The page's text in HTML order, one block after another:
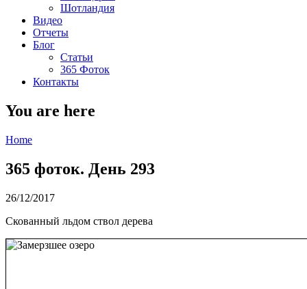
Шотландия
Видео
Отчеты
Блог
Статьи
365 Фоток
Контакты
You are here
Home
365 фоток. День 293
26/12/2017
Скованный льдом ствол дерева